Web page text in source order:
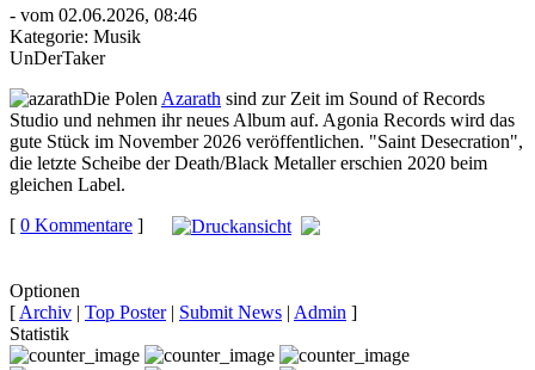
- vom 02.06.2026, 08:46
Kategorie: Musik
UnDerTaker
Die Polen Azarath sind zur Zeit im Sound of Records
Studio und nehmen ihr neues Album auf. Agonia Records wird das
gute Stück im November 2026 veröffentlichen. "Saint Desecration",
die letzte Scheibe der Death/Black Metaller erschien 2020 beim
gleichen Label.
[ 0 Kommentare ]
Optionen
[ Archiv | Top Poster| Submit News | Admin ]
Statistik